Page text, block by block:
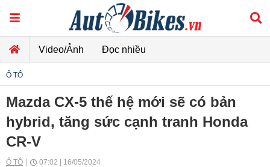
Video/Ảnh Đọc nhiều
Ô TÔ
Mazda CX-5 thế hệ mới sẽ có bản
hybrid, tăng sức cạnh tranh Honda
CR-V
Ô TÔ 07:02 | 16/05/2024